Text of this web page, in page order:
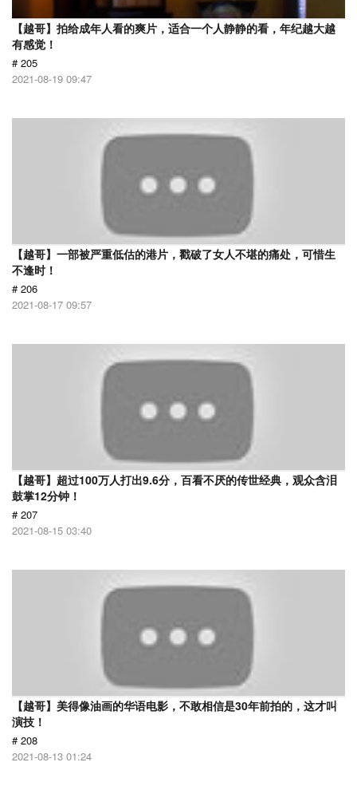
【越哥】拍给成年人看的爽片，适合一个人静静的看，年纪越大越
有感觉！
# 205
2021-08-19 09:47
【越哥】一部被严重低估的港片，戳破了女人不堪的痛处，可惜生
不逢时！
# 206
2021-08-17 09:57
【越哥】超过100万人打出9.6分，百看不厌的传世经典，观众含泪
鼓掌12分钟！
# 207
2021-08-15 03:40
【越哥】美得像油画的华语电影，不敢相信是30年前拍的，这才叫
演技！
# 208
2021-08-13 01:24